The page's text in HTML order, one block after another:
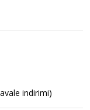
indirimi)